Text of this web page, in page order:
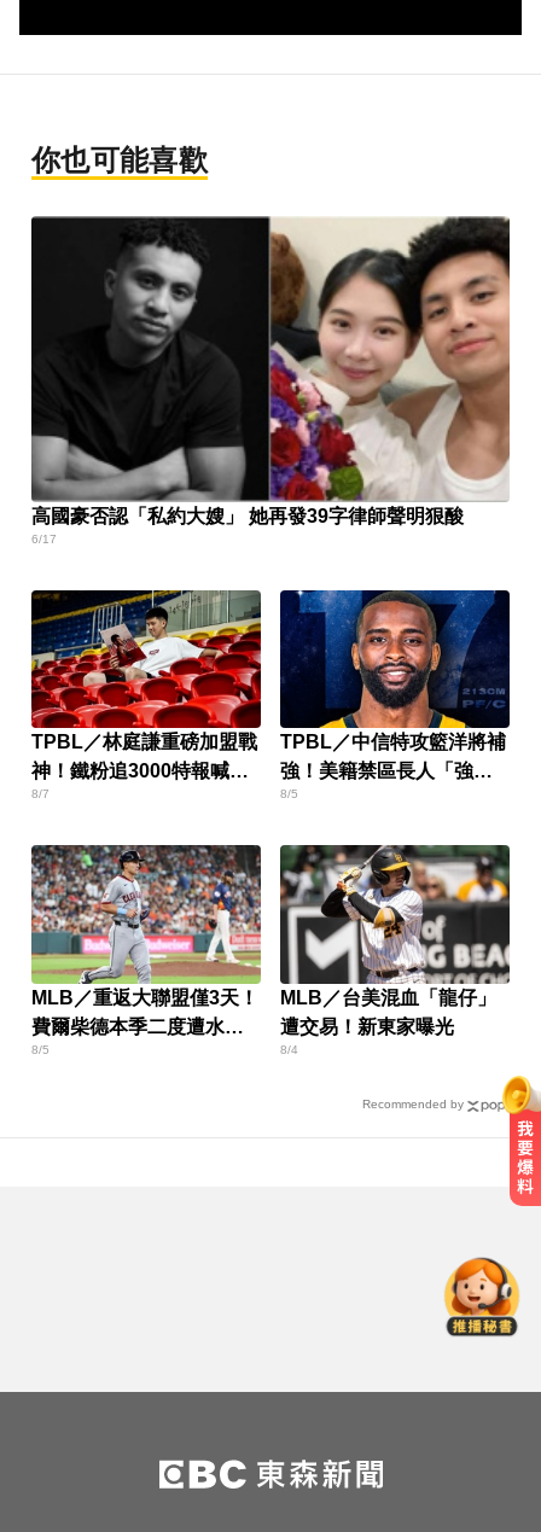
你也可能喜歡
高國豪否認「私約大嫂」 她再發39字律師聲明狠酸
6/17
TPBL／林庭謙重磅加盟戰
神！鐵粉追3000特報喊：
不加班了
8/7
TPBL／中信特攻籃洋將補
強！美籍禁區長人「強
斯」加盟
8/5
MLB／重返大聯盟僅3天！
費爾柴德本季二度遭水手
DFA
8/5
MLB／台美混血「龍仔」
遭交易！新東家曝光
8/4
Recommended by
契機上看48000點
台南死亡車禍！轎車遭大貨車壓
「扭曲變形」男駕駛受困亡